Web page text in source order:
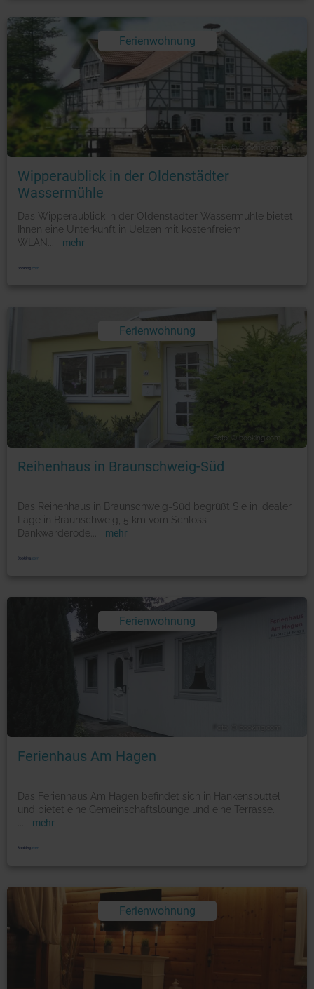
Ferienwohnung
Foto: © booking.com
Wipperaublick in der Oldenstädter
Wassermühle
Das Wipperaublick in der Oldenstädter Wassermühle bietet
Ihnen eine Unterkunft in Uelzen mit kostenfreiem
WLAN
mehr
Ferienwohnung
Foto: © booking.com
Reihenhaus in Braunschweig-Süd
Das Reihenhaus in Braunschweig-Süd begrüßt Sie in idealer
Lage in Braunschweig, 5 km vom Schloss
Dankwarderode
mehr
Ferienwohnung
Ferienhaus Am Hagen
Das Ferienhaus Am Hagen befindet sich in Hankensbüttel
und bietet eine Gemeinschaftslounge und eine Terrasse.
mehr
Ferienwohnung